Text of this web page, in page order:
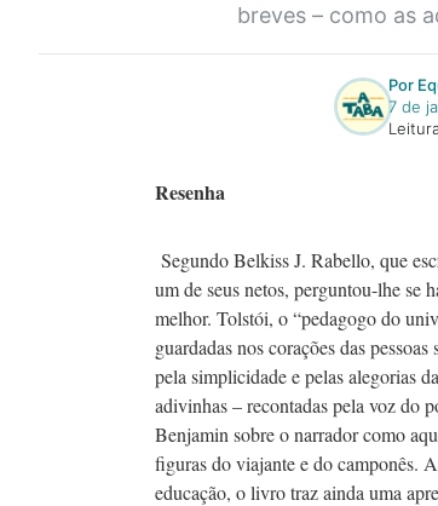
breves – como as
Por
7 de
Resenha
Segundo Belkiss J. Rabello, que
um de seus netos, perguntou-lhe se
melhor. Tolstói, o “pedagogo do
guardadas nos corações das
pela simplicidade e pelas alegorias
adivinhas – recontadas pela voz do
Benjamin sobre o narrador como
figuras do viajante e do camponês.
educação, o livro traz ainda uma